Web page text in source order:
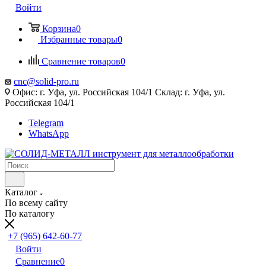
Войти
Корзина0
Избранные товары0
Сравнение товаров0
cnc@solid-pro.ru
Офис: г. Уфа, ул. Российская 104/1 Склад: г. Уфа, ул.
Российская 104/1
Telegram
WhatsApp
Каталог
По всему сайту
По каталогу
+7 (965) 642-60-77
Войти
Сравнение0